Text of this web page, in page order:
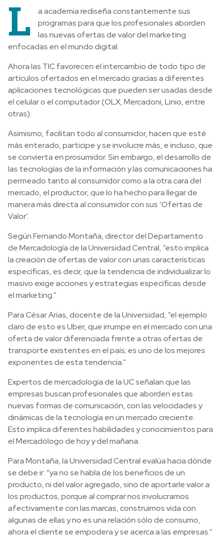
L
a academia rediseña constantemente sus
programas para que los profesionales aborden
las nuevas ofertas de valor del marketing
enfocadas en el mundo digital.
Ahora las TIC favorecen el intercambio de todo tipo de
artículos ofertados en el mercado gracias a diferentes
aplicaciones tecnológicas que pueden ser usadas desde
el celular o el computador (OLX, Mercadoni, Linio, entre
otras).
Asimismo, facilitan todo al consumidor, hacen que esté
más enterado, participe y se involucre más, e incluso, que
se convierta en prosumidor. Sin embargo, el desarrollo de
las tecnologías de la información y las comunicaciones ha
permeado tanto al consumidor como a la otra cara del
mercado, el productor, que lo ha hecho para llegar de
manera más directa al consumidor con sus ‘Ofertas de
Valor’.
Según Fernando Montaña, director del Departamento
de Mercadología de la Universidad Central, “esto implica
la creación de ofertas de valor con unas características
específicas, es decir, que la tendencia de individualizar lo
masivo exige acciones y estrategias específicas desde
el marketing.”
Para César Arias, docente de la Universidad, “el ejemplo
claro de esto es Uber, que irrumpe en el mercado con una
oferta de valor diferenciada frente a otras ofertas de
transporte existentes en el país; es uno de los mejores
exponentes de esta tendencia.”
Expertos de mercadología de la UC señalan que las
empresas buscan profesionales que aborden estas
nuevas formas de comunicación, con las velocidades y
dinámicas de la tecnología en un mercado creciente.
Esto implica diferentes habilidades y conocimientos para
el Mercadólogo de hoy y del mañana.
Para Montaña, la Universidad Central evalúa hacia dónde
se debe ir: “ya no se habla de los beneficios de un
producto, ni del valor agregado, sino de aportarle valor a
los productos, porque al comprar nos involucramos
afectivamente con las marcas, construimos vida con
algunas de ellas y no es una relación sólo de consumo,
ahora el cliente se empodera y se acerca a las empresas.”